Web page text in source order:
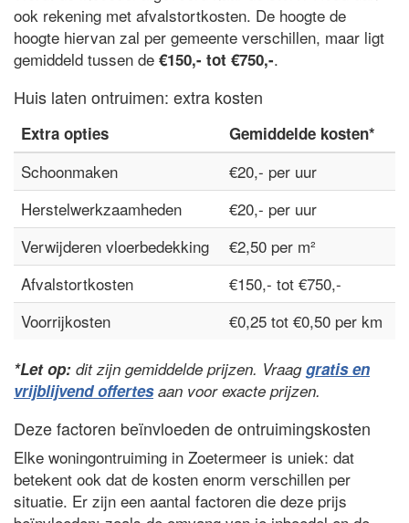
ook rekening met afvalstortkosten. De hoogte de
hoogte hiervan zal per gemeente verschillen, maar ligt
gemiddeld tussen de €150,- tot €750,-.
Huis laten ontruimen: extra kosten
Extra opties Gemiddelde kosten*
Schoonmaken
€20,- per uur
Herstelwerkzaamheden
€20,- per uur
Verwijderen vloerbedekking
€2,50 per m²
Afvalstortkosten
€150,- tot €750,-
Voorrijkosten
€0,25 tot €0,50 per km
*Let op: dit zijn gemiddelde prijzen. Vraaggratis en
vrijblijvend offertesaan voor exacte prijzen.
Deze factoren beïnvloeden de ontruimingskosten
Elke woningontruiming in Zoetermeer is uniek: dat
betekent ook dat de kosten enorm verschillen per
situatie. Er zijn een aantal factoren die deze prijs